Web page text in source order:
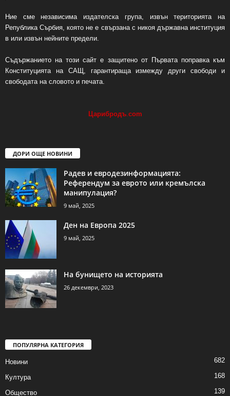
Ние сме независима издателска група, извън територията на
Република Сърбия, която не е свързана с никоя държавна институция
в или извън нейните предели.
Съдържанието на този сайт е защитено от Първата поправка към
Конституцията на САЩ, гарантираща измежду други свободи и
свободата на словото и печата.
Царибродъ.com
ДОРИ ОЩЕ НОВИНИ
Радев и евродезинформацията:
Референдум за еврото или кремълска
манипулация?
9 май, 2025
Ден на Европа 2025
9 май, 2025
На бунището на историята
26 декември, 2023
ПОПУЛЯРНА КАТЕГОРИЯ
Новини 682
Култура 168
Общество 139